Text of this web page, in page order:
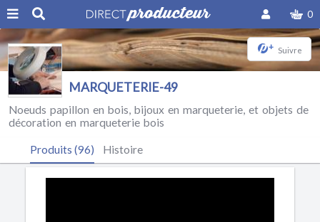
0
+ Suivre
MARQUETERIE-49
Noeuds papillon en bois, bijoux en marqueterie, et objets de
décoration en marqueterie bois
Produits (96) Histoire